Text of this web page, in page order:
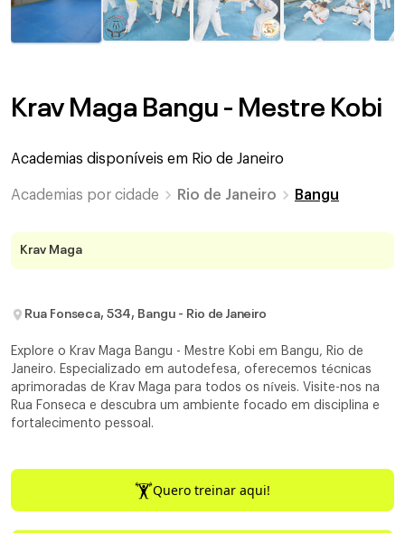
Krav Maga Bangu - Mestre Kobi
Academias disponíveis em Rio de Janeiro
Academias por cidade Rio de Janeiro Bangu
Krav Maga
Rua Fonseca, 534, Bangu - Rio de Janeiro
Explore o Krav Maga Bangu - Mestre Kobi em Bangu, Rio de
Janeiro. Especializado em autodefesa, oferecemos técnicas
aprimoradas de Krav Maga para todos os níveis. Visite-nos na
Rua Fonseca e descubra um ambiente focado em disciplina e
fortalecimento pessoal.
Quero treinar aqui!